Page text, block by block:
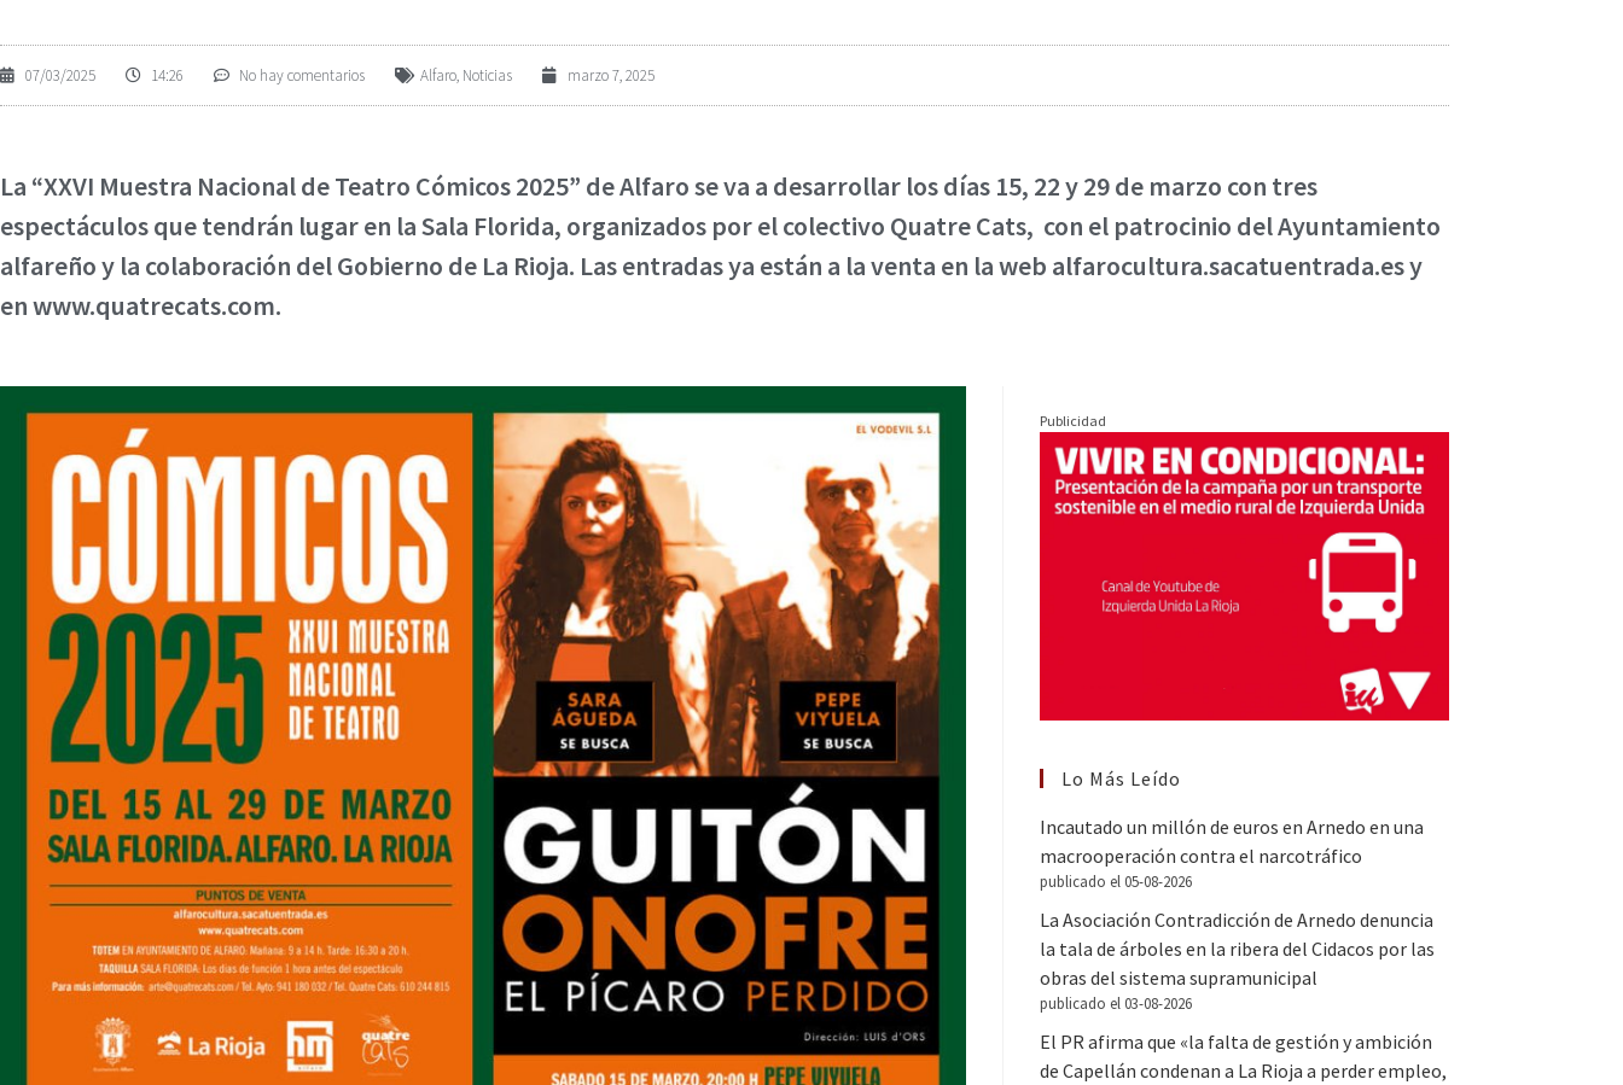
07/03/2025 14:26 No hay comentarios Alfaro, Noticias marzo 7, 2025
La “XXVI Muestra Nacional de Teatro Cómicos 2025” de Alfaro se va a desarrollar los días 15, 22 y 29 de marzo con tres
espectáculos que tendrán lugar en la Sala Florida, organizados por el colectivo Quatre Cats, con el patrocinio del Ayuntamiento
alfareño y la colaboración del Gobierno de La Rioja. Las entradas ya están a la venta en la web alfarocultura.sacatuentrada.es y
en www.quatrecats.com.
Publicidad
Lo Más Leído
Incautado un millón de euros en Arnedo en una
macrooperación contra el narcotráfico
publicado el 05-08-2026
La Asociación Contradicción de Arnedo denuncia
la tala de árboles en la ribera del Cidacos por las
obras del sistema supramunicipal
publicado el 03-08-2026
El PR afirma que «la falta de gestión y ambición
de Capellán condenan a La Rioja a perder empleo,